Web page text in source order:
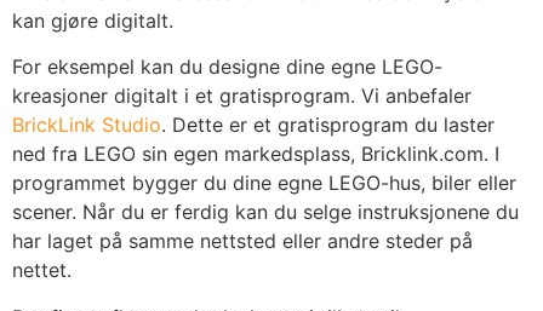
kan gjøre digitalt.
For eksempel kan du designe dine egne LEGO-
kreasjoner digitalt i et gratisprogram. Vi anbefaler
BrickLink Studio. Dette er et gratisprogram du laster
ned fra LEGO sin egen markedsplass, Bricklink.com. I
programmet bygger du dine egne LEGO-hus, biler eller
scener. Når du er ferdig kan du selge instruksjonene du
har laget på samme nettsted eller andre steder på
nettet.